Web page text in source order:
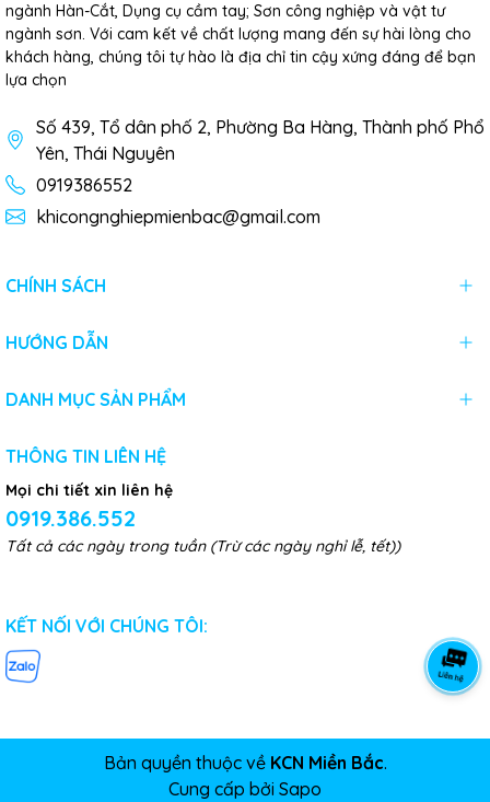
ngành Hàn-Cắt, Dụng cụ cầm tay; Sơn công nghiệp và vật tư
ngành sơn. Với cam kết về chất lượng mang đến sự hài lòng cho
khách hàng, chúng tôi tự hào là địa chỉ tin cậy xứng đáng để bạn
lựa chọn
Số 439, Tổ dân phố 2, Phường Ba Hàng, Thành phố Phổ
Yên, Thái Nguyên
0919386552
khicongnghiepmienbac@gmail.com
CHÍNH SÁCH
HƯỚNG DẪN
DANH MỤC SẢN PHẨM
THÔNG TIN LIÊN HỆ
Mọi chi tiết xin liên hệ
0919.386.552
Tất cả các ngày trong tuần (Trừ các ngày nghỉ lễ, tết))
KẾT NỐI VỚI CHÚNG TÔI:
Bản quyền thuộc về KCN Miền Bắc.
Cung cấp bởi Sapo